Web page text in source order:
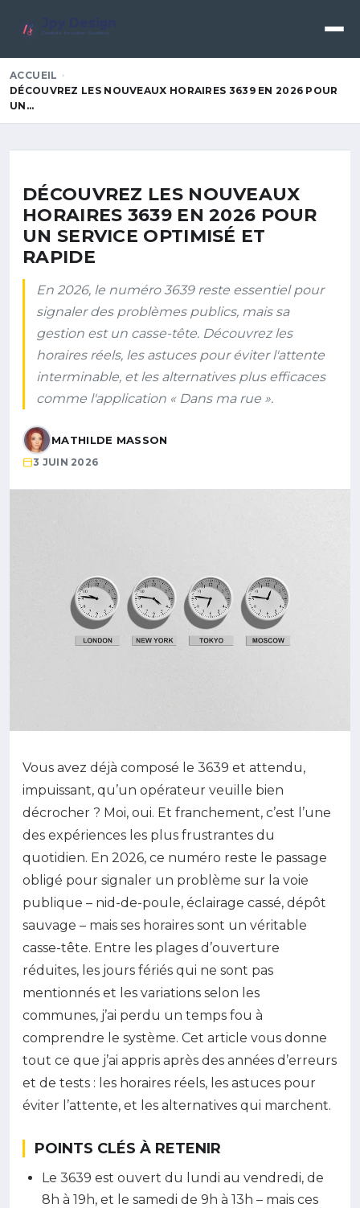
Créativité • Innovation • Excellence
ACCUEIL
DÉCOUVREZ LES NOUVEAUX HORAIRES 3639 EN 2026 POUR
UN…
DÉCOUVREZ LES NOUVEAUX
HORAIRES 3639 EN 2026 POUR
UN SERVICE OPTIMISÉ ET
RAPIDE
En 2026, le numéro 3639 reste essentiel pour
signaler des problèmes publics, mais sa
gestion est un casse-tête. Découvrez les
horaires réels, les astuces pour éviter l'attente
interminable, et les alternatives plus efficaces
comme l'application « Dans ma rue ».
MATHILDE MASSON
3 JUIN 2026
Vous avez déjà composé le 3639 et attendu,
impuissant, qu’un opérateur veuille bien
décrocher ? Moi, oui. Et franchement, c’est l’une
des expériences les plus frustrantes du
quotidien. En 2026, ce numéro reste le passage
obligé pour signaler un problème sur la voie
publique – nid-de-poule, éclairage cassé, dépôt
sauvage – mais ses horaires sont un véritable
casse-tête. Entre les plages d’ouverture
réduites, les jours fériés qui ne sont pas
mentionnés et les variations selon les
communes, j’ai perdu un temps fou à
comprendre le système. Cet article vous donne
tout ce que j’ai appris après des années d’erreurs
et de tests : les horaires réels, les astuces pour
éviter l’attente, et les alternatives qui marchent.
POINTS CLÉS À RETENIR
Le 3639 est ouvert du lundi au vendredi, de
8h à 19h, et le samedi de 9h à 13h – mais ces